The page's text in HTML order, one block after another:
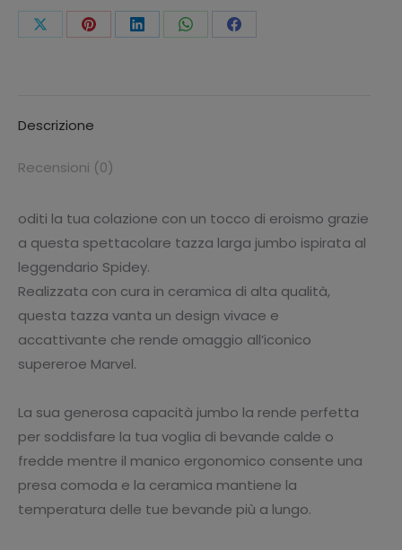
CondividiCondividiCondividiCondividiCondividi
Descrizione
Recensioni (0)
oditi la tua colazione con un tocco di eroismo grazie
a questa spettacolare tazza larga jumbo ispirata al
leggendario Spidey.
Realizzata con cura in ceramica di alta qualità,
questa tazza vanta un design vivace e
accattivante che rende omaggio all’iconico
supereroe Marvel.
La sua generosa capacità jumbo la rende perfetta
per soddisfare la tua voglia di bevande calde o
fredde mentre il manico ergonomico consente una
presa comoda e la ceramica mantiene la
temperatura delle tue bevande più a lungo.